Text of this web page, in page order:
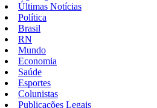
Últimas Notícias
Política
Brasil
RN
Mundo
Economia
Saúde
Esportes
Colunistas
Publicações Legais